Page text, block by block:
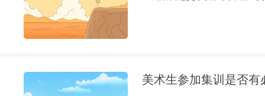
美术生参加集训是否有